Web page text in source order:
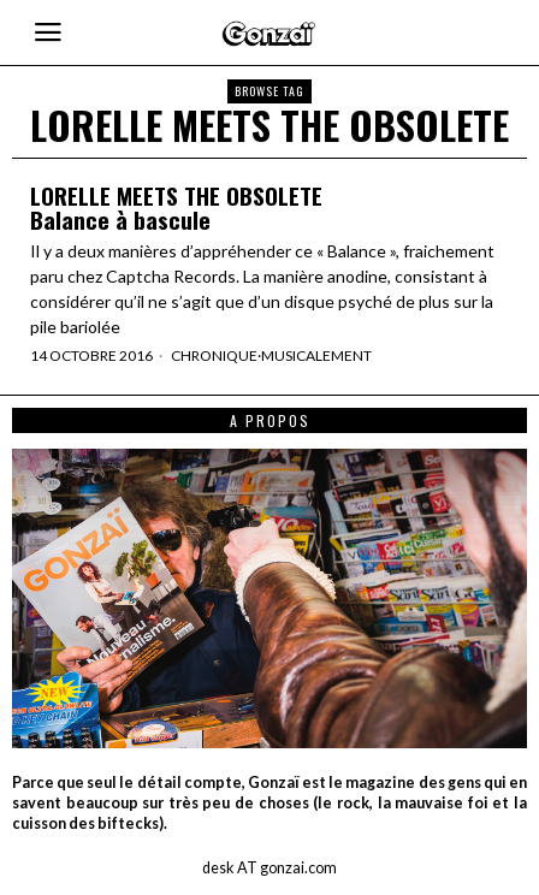
BROWSE TAG
LORELLE MEETS THE OBSOLETE
LORELLE MEETS THE OBSOLETE
Balance à bascule
Il y a deux manières d’appréhender ce « Balance », fraichement
paru chez Captcha Records. La manière anodine, consistant à
considérer qu’il ne s’agit que d’un disque psyché de plus sur la
pile bariolée
14 OCTOBRE 2016 CHRONIQUE·MUSICALEMENT
A PROPOS
Parce que seul le détail compte, Gonzaï est le magazine des gens qui en
savent beaucoup sur très peu de choses (le rock, la mauvaise foi et la
cuisson des biftecks).
desk AT gonzai.com